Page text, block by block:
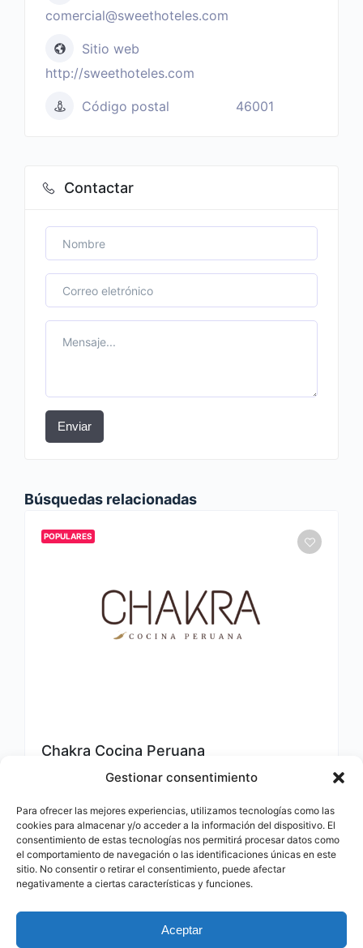
Gestionar consentimiento
Para ofrecer las mejores experiencias, utilizamos tecnologías como las
cookies para almacenar y/o acceder a la información del dispositivo. El
consentimiento de estas tecnologías nos permitirá procesar datos como
el comportamiento de navegación o las identificaciones únicas en este
sitio. No consentir o retirar el consentimiento, puede afectar
negativamente a ciertas características y funciones.
Aceptar
comercial@sweethoteles.com
Sitio web
http://sweethoteles.com
Código postal 46001
Contactar
Enviar
Búsquedas relacionadas
POPULARES
Chakra Cocina Peruana
666 367 892
14 de abril de 2026
Restaurantes 346